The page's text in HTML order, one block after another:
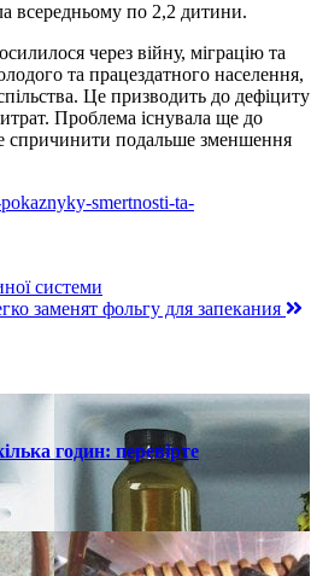
всередньому по 2,2 дитини.
через війну, міграцію та
та працездатного населення,
Це призводить до дефіциту
Проблема існувала ще до
спричинити подальше зменшення
smertnosti-ta-
системи
заменят фольгу для запекания
годин: перевірте